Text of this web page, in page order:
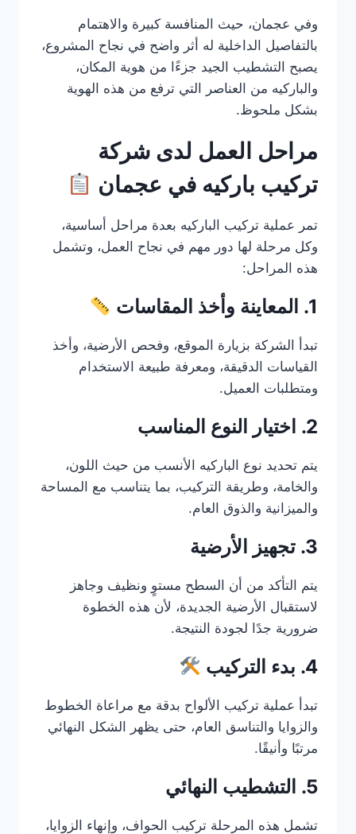
وفي عجمان، حيث المنافسة كبيرة والاهتمام
بالتفاصيل الداخلية له أثر واضح في نجاح المشروع،
يصبح التشطيب الجيد جزءًا من هوية المكان،
والباركيه من العناصر التي ترفع من هذه الهوية
بشكل ملحوظ.
مراحل العمل لدى شركة
تركيب باركيه في عجمان
تمر عملية تركيب الباركيه بعدة مراحل أساسية،
وكل مرحلة لها دور مهم في نجاح العمل، وتشمل
هذه المراحل:
1. المعاينة وأخذ المقاسات
تبدأ الشركة بزيارة الموقع، وفحص الأرضية، وأخذ
القياسات الدقيقة، ومعرفة طبيعة الاستخدام
ومتطلبات العميل.
2. اختيار النوع المناسب
يتم تحديد نوع الباركيه الأنسب من حيث اللون،
والخامة، وطريقة التركيب، بما يتناسب مع المساحة
والميزانية والذوق العام.
3. تجهيز الأرضية
يتم التأكد من أن السطح مستوٍ ونظيف وجاهز
لاستقبال الأرضية الجديدة، لأن هذه الخطوة
ضرورية جدًا لجودة النتيجة.
4. بدء التركيب
تبدأ عملية تركيب الألواح بدقة مع مراعاة الخطوط
والزوايا والتناسق العام، حتى يظهر الشكل النهائي
مرتبًا وأنيقًا.
5. التشطيب النهائي
تشمل هذه المرحلة تركيب الحواف، وإنهاء الزوايا،